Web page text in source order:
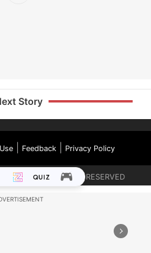
Story
| Feedback| Privacy Policy
LIMITED. ALL RIGHTS RESERVED